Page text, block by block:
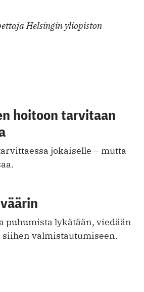
Helsingin yliopiston
hoitoon tarvitaan
jokaiselle – mutta
puhumista lykätään, viedään
siihen valmistautumiseen.